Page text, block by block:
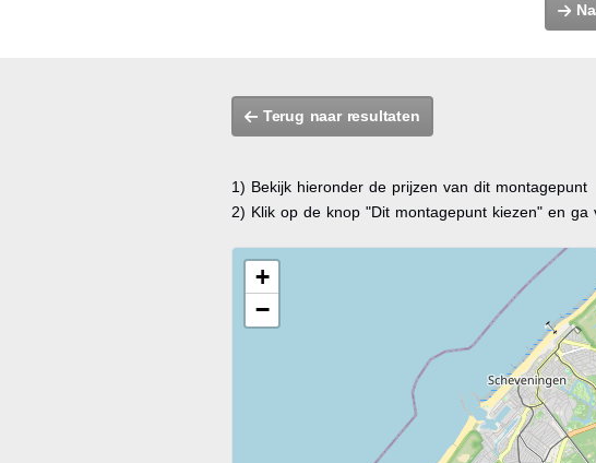
Terug naar resultaten
1) Bekijk hieronder de prijzen van dit montagepunt
2) Klik op de knop "Dit montagepunt kiezen" en
+
−